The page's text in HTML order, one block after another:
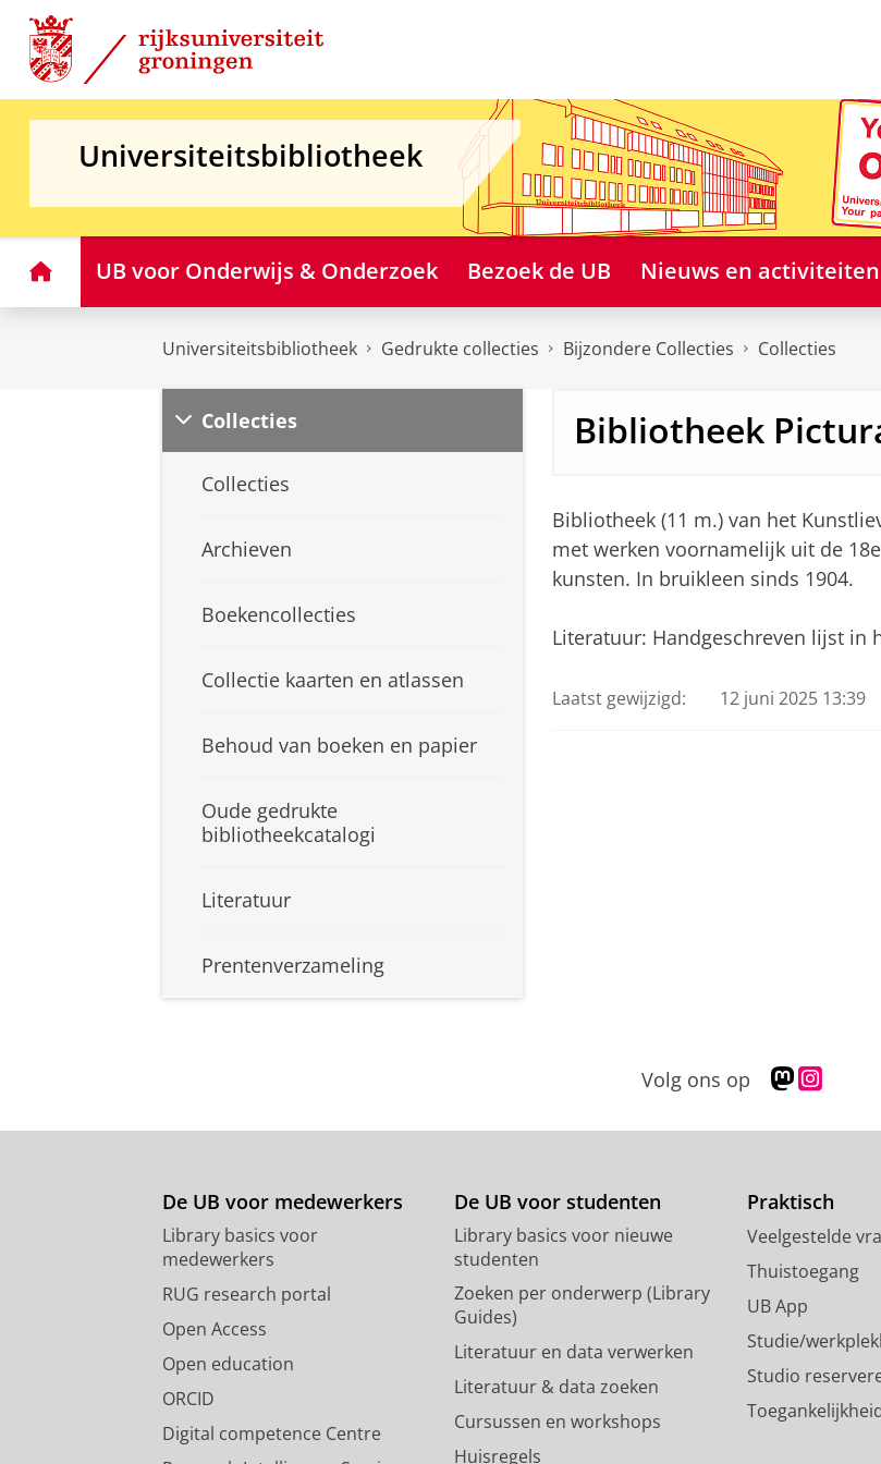
Skip
Content
Skip
Navigation
Universiteitsbibliotheek
HomeUB voor Onderwijs & Onderzoek Bezoek de UB Nieuws en activiteiten
Universiteitsbibliotheek Gedrukte collecties Bijzondere Collecties Collecties
Collecties
Collecties
Archieven
Boekencollecties
Collectie kaarten en atlassen
Behoud van boeken en papier
Oude gedrukte
bibliotheekcatalogi
Literatuur
Prentenverzameling
Bibliotheek
Bibliotheek (11 m.) van het
met werken voornamelijk uit de
kunsten. In bruikleen sinds 1904.
Literatuur: Handgeschreven lijst in
Laatst gewijzigd: 12 juni 2025 13:39
Volg ons op
M
s
d
n
p
o
f
e
l
s
g
a
m
c
o
u
De UB voor medewerkers
Library basics voor
medewerkers
RUG research portal
Open Access
Open education
ORCID
Digital competence Centre
De UB voor studenten
Library basics voor nieuwe
studenten
Zoeken per onderwerp (Library
Guides)
Literatuur en data verwerken
Literatuur & data zoeken
Cursussen en workshops
Huisregels
Praktisch
Veelgestelde
Thuistoegang
UB App
Studie/
Studio